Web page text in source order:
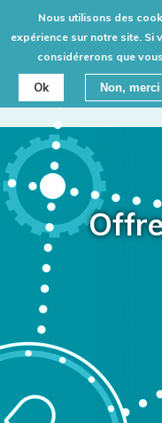
Nous utilisons des
expérience sur notre site. Si
considérerons que
Ok Non, merci